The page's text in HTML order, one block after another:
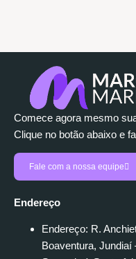
Comece agora mesmo
Clique no botão abaixo e
Fale com a nossa equipe
Endereço
Endereço: R.
Boaventura, Jundiaí